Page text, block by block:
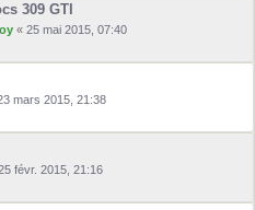
309 GTI
« 25 mai 2015, 07:40
mars 2015, 21:38
févr. 2015, 21:16